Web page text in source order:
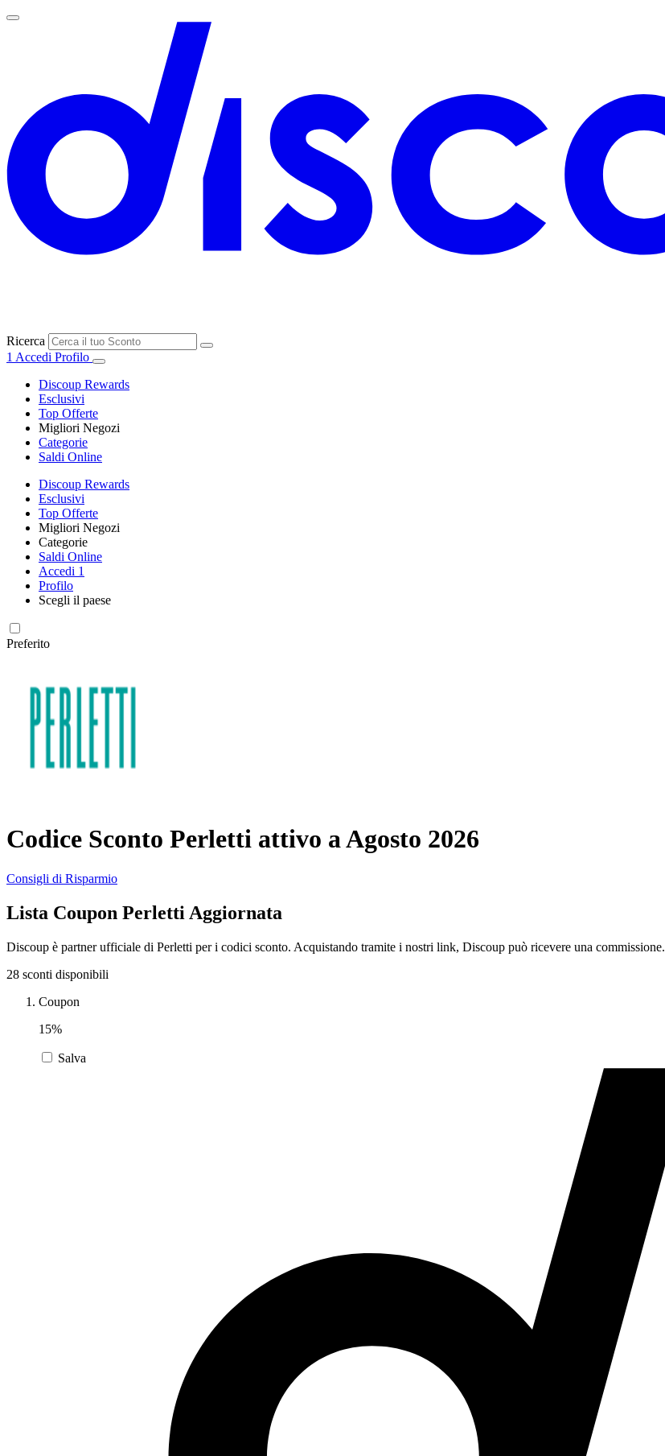
Ricerca
1 Accedi Profilo
Discoup Rewards
Esclusivi
Top Offerte
Migliori Negozi
Categorie
Saldi Online
Discoup Rewards
Esclusivi
Top Offerte
Migliori Negozi
Categorie
Saldi Online
Accedi 1
Profilo
Scegli il paese
Preferito
Codice Sconto Perletti attivo a Agosto 2026
Consigli di Risparmio
Lista Coupon Perletti Aggiornata
Discoup è partner ufficiale di Perletti per i codici sconto. Acquistando tramite i nostri link, Discoup può ricevere una commissione.
28 sconti disponibili
Coupon
15%
Salva